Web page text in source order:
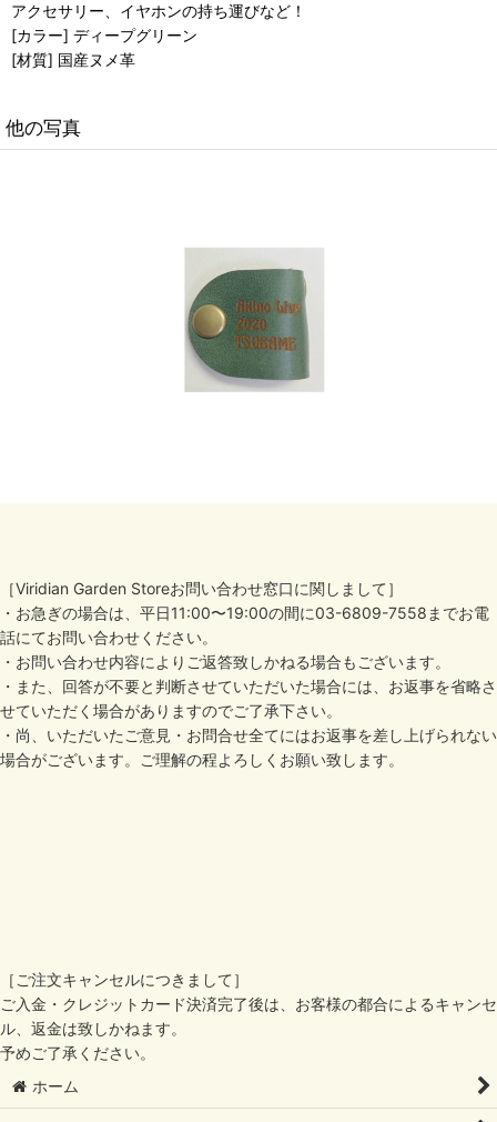
アクセサリー、イヤホンの持ち運びなど！
[カラー] ディープグリーン
[材質] 国産ヌメ革
他の写真
［Viridian Garden Storeお問い合わせ窓口に関しまして］
・お急ぎの場合は、平日11:00〜19:00の間に03-6809-7558までお電
話にてお問い合わせください。
・お問い合わせ内容によりご返答致しかねる場合もございます。
・また、回答が不要と判断させていただいた場合には、お返事を省略さ
せていただく場合がありますのでご了承下さい。
・尚、いただいたご意見・お問合せ全てにはお返事を差し上げられない
場合がございます。ご理解の程よろしくお願い致します。
［ご注文キャンセルにつきまして］
ご入金・クレジットカード決済完了後は、お客様の都合によるキャンセ
ル、返金は致しかねます。
予めご了承ください。
ホーム